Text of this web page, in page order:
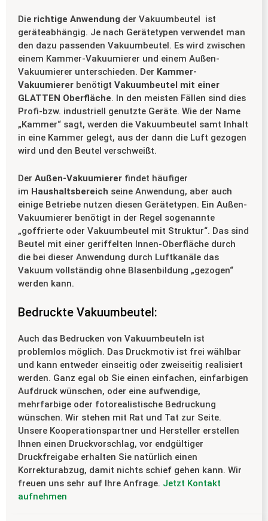
Die richtige Anwendung der Vakuumbeutel ist
geräteabhängig. Je nach Gerätetypen verwendet man
den dazu passenden Vakuumbeutel. Es wird zwischen
einem Kammer-Vakuumierer und einem Außen-
Vakuumierer unterschieden. Der Kammer-
Vakuumierer benötigt Vakuumbeutel mit einer
GLATTEN Oberfläche. In den meisten Fällen sind dies
Profi-bzw. industriell genutzte Geräte. Wie der Name
„Kammer“ sagt, werden die Vakuumbeutel samt Inhalt
in eine Kammer gelegt, aus der dann die Luft gezogen
wird und den Beutel verschweißt.
Der Außen-Vakuumierer findet häufiger
im Haushaltsbereich seine Anwendung, aber auch
einige Betriebe nutzen diesen Gerätetypen. Ein Außen-
Vakuumierer benötigt in der Regel sogenannte
„goffrierte oder Vakuumbeutel mit Struktur“. Das sind
Beutel mit einer geriffelten Innen-Oberfläche durch
die bei dieser Anwendung durch Luftkanäle das
Vakuum vollständig ohne Blasenbildung „gezogen“
werden kann.
Bedruckte Vakuumbeutel:
Auch das Bedrucken von Vakuumbeuteln ist
problemlos möglich. Das Druckmotiv ist frei wählbar
und kann entweder einseitig oder zweiseitig realisiert
werden. Ganz egal ob Sie einen einfachen, einfarbigen
Aufdruck wünschen, oder eine aufwendige,
mehrfarbige oder fotorealistische Bedruckung
wünschen. Wir stehen mit Rat und Tat zur Seite.
Unsere Kooperationspartner und Hersteller erstellen
Ihnen einen Druckvorschlag, vor endgültiger
Druckfreigabe erhalten Sie natürlich einen
Korrekturabzug, damit nichts schief gehen kann. Wir
freuen uns sehr auf Ihre Anfrage. Jetzt Kontakt
aufnehmen